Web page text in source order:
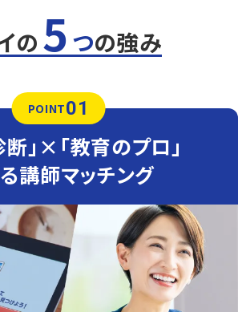
の 5 つの強み
POINT01
断」×「教育のプロ」
講師マッチング